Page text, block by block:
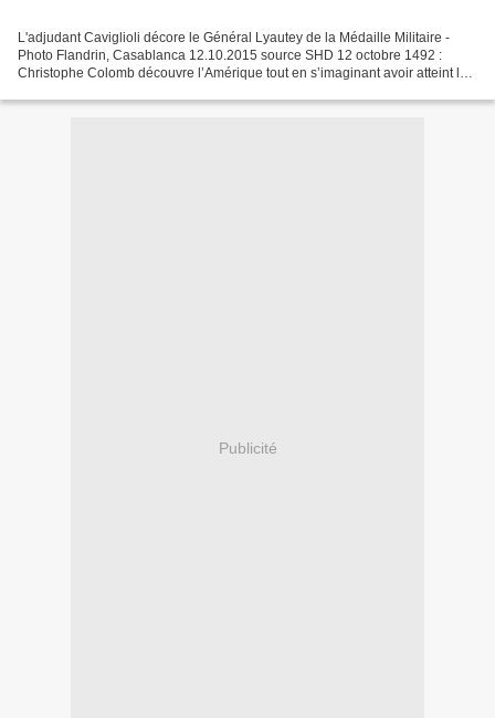
L'adjudant Caviglioli décore le Général Lyautey de la Médaille Militaire -
Photo Flandrin, Casablanca 12.10.2015 source SHD 12 octobre 1492 :
Christophe Colomb découvre l’Amérique tout en s’imaginant avoir atteint les
Publicité